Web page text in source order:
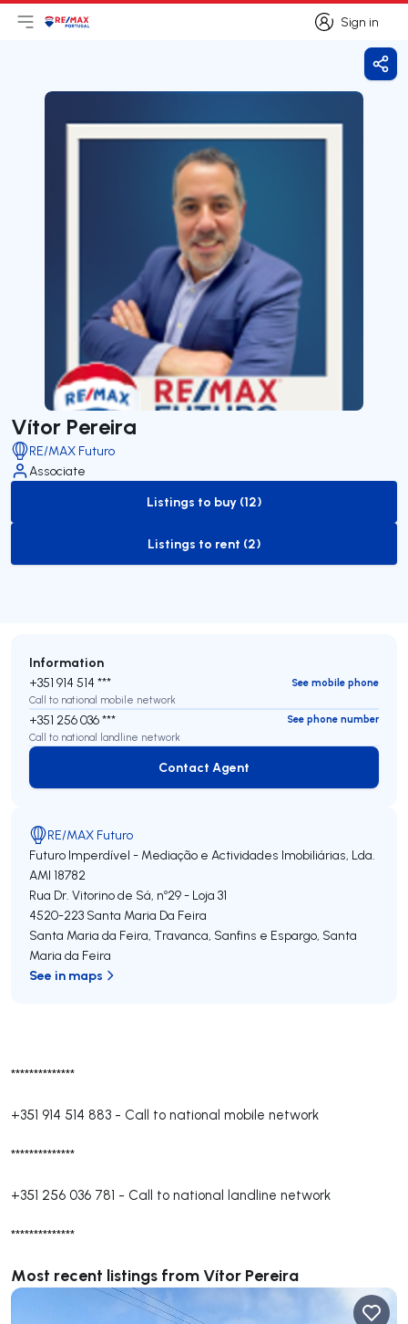
Sign in
Sign in
Open main menu
LogoGo to homepage
Vítor Pereira
RE/MAX Futuro
Associate
to-buy-listing
Listings to buy (12)
to-rent-listing
Listings to rent (2)
**************
+351 914 514 883 - Call to national mobile network
**************
+351 256 036 781 - Call to national landline network
**************
Most recent listings from Vítor Pereira
Information
+351 914 514 ***
See mobile phone
Call to national mobile network
+351 256 036 ***
See phone number
Call to national landline network
Contact Agent
Contact Agent
RE/MAX Futuro
Futuro Imperdível - Mediação e Actividades Imobiliárias, Lda.
AMI 18782
Rua Dr. Vitorino de Sá, nº29 - Loja 31
4520-223 Santa Maria Da Feira
Santa Maria da Feira, Travanca, Sanfins e Espargo, Santa
Maria da Feira
See in maps